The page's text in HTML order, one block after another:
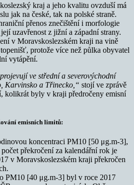
kraj a jeho kvalitu ovzduší má
jak na české, tak na polské straně.
přenos znečištění i morfologie
uzavřenost z jižní a západní strany.
v Moravskoslezském kraji na vině
protože více než půlka obyvatel
vytápění.
ve střední a severovýchodní
Karvinsko a Třinecko,“ stojí ve zprávě
kolikrát byly v kraji předročeny emisní
emisních limitů:
koncentraci PM10 [50 μg.m-3],
překročení za kalendářní rok je
v Moravskoslezském kraji překročen
PM10 [40 μg.m-3] byl v roce 2017